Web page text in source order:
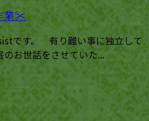
業✂︎
です。 有り難い事に独立して
お世話をさせていた...